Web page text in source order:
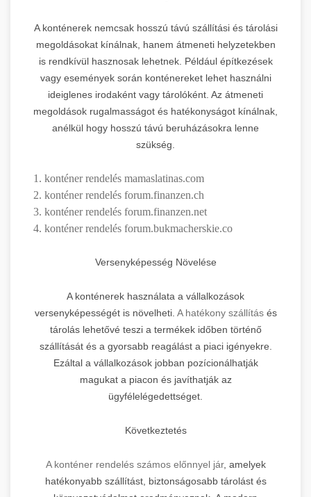
A konténerek nemcsak hosszú távú szállítási és tárolási
megoldásokat kínálnak, hanem átmeneti helyzetekben
is rendkívül hasznosak lehetnek. Például építkezések
vagy események során konténereket lehet használni
ideiglenes irodaként vagy tárolóként. Az átmeneti
megoldások rugalmasságot és hatékonyságot kínálnak,
anélkül hogy hosszú távú beruházásokra lenne
szükség.
1. konténer rendelés mamaslatinas.com
2. konténer rendelés forum.finanzen.ch
3. konténer rendelés forum.finanzen.net
4. konténer rendelés forum.bukmacherskie.co
Versenyképesség Növelése
A konténerek használata a vállalkozások
versenyképességét is növelheti. A hatékony szállításés
tárolás lehetővé teszi a termékek időben történő
szállítását és a gyorsabb reagálást a piaci igényekre.
Ezáltal a vállalkozások jobban pozícionálhatják
magukat a piacon és javíthatják az
ügyfélelégedettséget.
Következtetés
A konténer rendelés számos előnnyel jár, amelyek
hatékonyabb szállítást, biztonságosabb tárolást és